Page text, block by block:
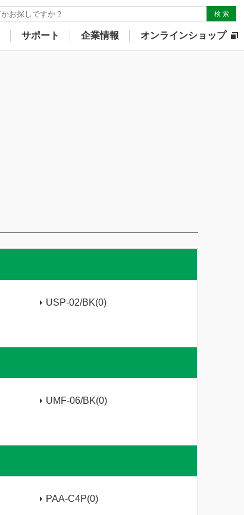
検 索
サポート 企業情報 オンラインショップ
USP-02/BK(0)
UMF-06/BK(0)
PAA-C4P(0)